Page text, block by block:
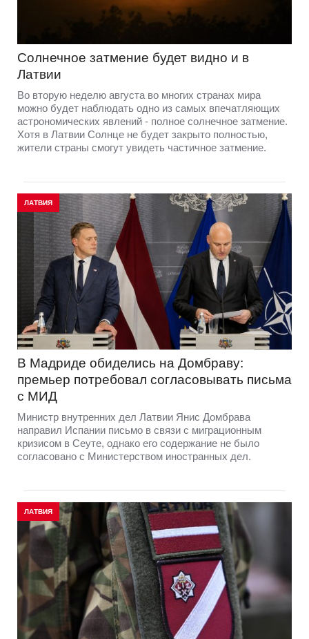
Солнечное затмение будет видно и в
Латвии
Во вторую неделю августа во многих странах мира
можно будет наблюдать одно из самых впечатляющих
астрономических явлений - полное солнечное затмение.
Хотя в Латвии Солнце не будет закрыто полностью,
жители страны смогут увидеть частичное затмение.
ЛАТВИЯ
В Мадриде обиделись на Домбраву:
премьер потребовал согласовывать письма
с МИД
Министр внутренних дел Латвии Янис Домбрава
направил Испании письмо в связи с миграционным
кризисом в Сеуте, однако его содержание не было
согласовано с Министерством иностранных дел.
ЛАТВИЯ